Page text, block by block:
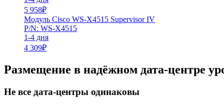
5 958₽
Модуль Cisco WS-X4515 Supervisor IV
P/N: WS-X4515
1-4 дня
4 309₽
Размещение в надёжном дата-центре
Не все дата-центры одинаковы